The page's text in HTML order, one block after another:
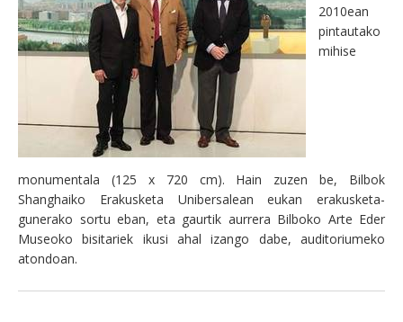
BEREZIAK
ARGAZKIAK
2010ean
pintautako
mihise
monumentala (125 x 720 cm). Hain zuzen be, Bilbok
Shanghaiko Erakusketa Unibersalean eukan erakusketa-
gunerako sortu eban, eta gaurtik aurrera Bilboko Arte Eder
Museoko bisitariek ikusi ahal izango dabe, auditoriumeko
atondoan.